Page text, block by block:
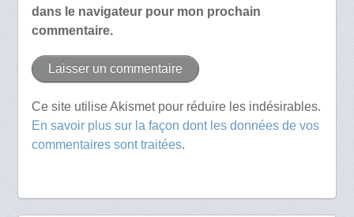
dans le navigateur pour mon prochain
commentaire.
Ce site utilise Akismet pour réduire les indésirables.
En savoir plus sur la façon dont les données de vos
commentaires sont traitées.